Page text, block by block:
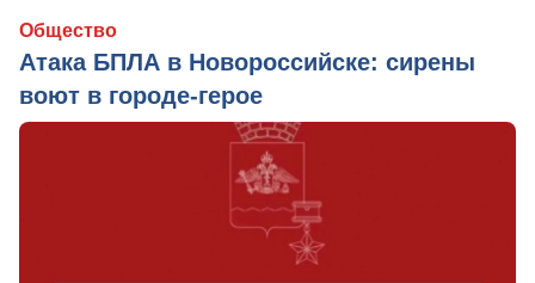
Общество
Атака БПЛА в Новороссийске: сирены
воют в городе-герое